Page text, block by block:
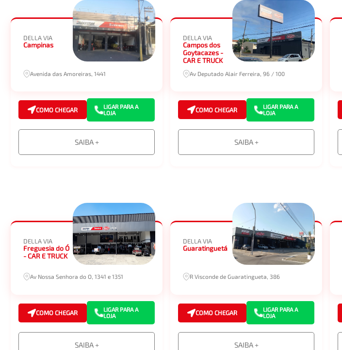
DELLA VIA
Campinas
Avenida das Amoreiras, 1441
COMO CHEGAR
LIGAR PARA A
LOJA
SAIBA +
DELLA VIA
Campos dos
Goytacazes -
CAR E TRUCK
Av Deputado Alair Ferreira, 96 / 100
COMO CHEGAR
LIGAR PARA A
LOJA
SAIBA +
DELLA VIA
Freguesia do Ó
- CAR E TRUCK
Av Nossa Senhora do O, 1341 e 1351
COMO CHEGAR
LIGAR PARA A
LOJA
SAIBA +
DELLA VIA
Guaratinguetá
R Visconde de Guaratingueta, 386
COMO CHEGAR
LIGAR PARA A
LOJA
SAIBA +